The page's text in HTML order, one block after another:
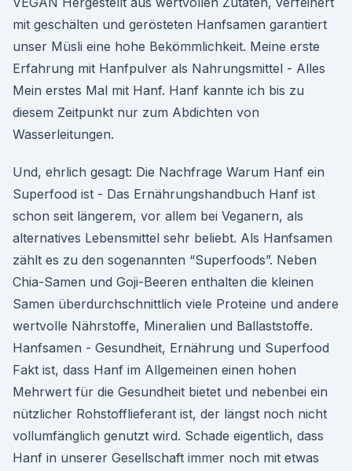
mit geschälten und gerösteten Hanfsamen garantiert
unser Müsli eine hohe Bekömmlichkeit. Meine erste
Erfahrung mit Hanfpulver als Nahrungsmittel - Alles
Mein erstes Mal mit Hanf. Hanf kannte ich bis zu
diesem Zeitpunkt nur zum Abdichten von
Wasserleitungen.
Und, ehrlich gesagt: Die Nachfrage Warum Hanf ein
Superfood ist - Das Ernährungshandbuch Hanf ist
schon seit längerem, vor allem bei Veganern, als
alternatives Lebensmittel sehr beliebt. Als Hanfsamen
zählt es zu den sogenannten “Superfoods”. Neben
Chia-Samen und Goji-Beeren enthalten die kleinen
Samen überdurchschnittlich viele Proteine und andere
wertvolle Nährstoffe, Mineralien und Ballaststoffe.
Hanfsamen - Gesundheit, Ernährung und Superfood
Fakt ist, dass Hanf im Allgemeinen einen hohen
Mehrwert für die Gesundheit bietet und nebenbei ein
nützlicher Rohstofflieferant ist, der längst noch nicht
vollumfänglich genutzt wird. Schade eigentlich, dass
Hanf in unserer Gesellschaft immer noch mit etwas